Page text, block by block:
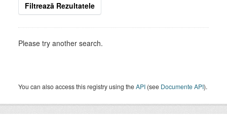
Filtrează Rezultatele
Please try another search.
You can also access this registry using theAPI (see Documente API).